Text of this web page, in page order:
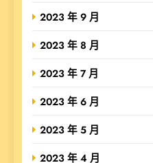
2023 年 9 月
2023 年 8 月
2023 年 7 月
2023 年 6 月
2023 年 5 月
2023 年 4 月